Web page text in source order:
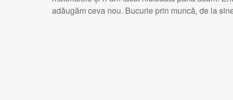
adăugăm ceva nou. Bucurie prin muncă, de la